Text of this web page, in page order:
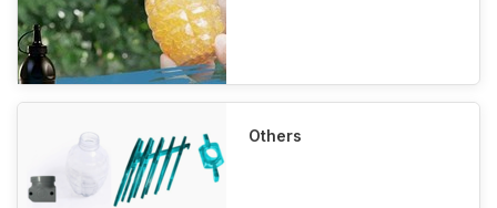
Others